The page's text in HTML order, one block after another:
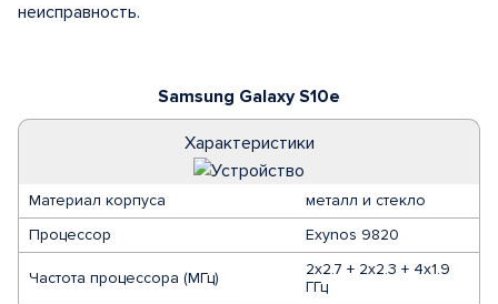
Samsung Galaxy S10e
Характеристики
Материал корпуса
металл и стекло
Процессор
Exynos 9820
Частота процессора (МГц)
2x2.7 + 2x2.3 + 4x1.9
ГГц
неисправность.